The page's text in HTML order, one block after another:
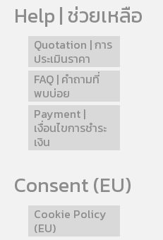
Help | ช่วยเหลือ
Quotation | การ
ประเมินราคา
FAQ | คำถามที่
พบบ่อย
Payment |
เงื่อนไขการชำระ
เงิน
Consent (EU)
Cookie Policy
(EU)